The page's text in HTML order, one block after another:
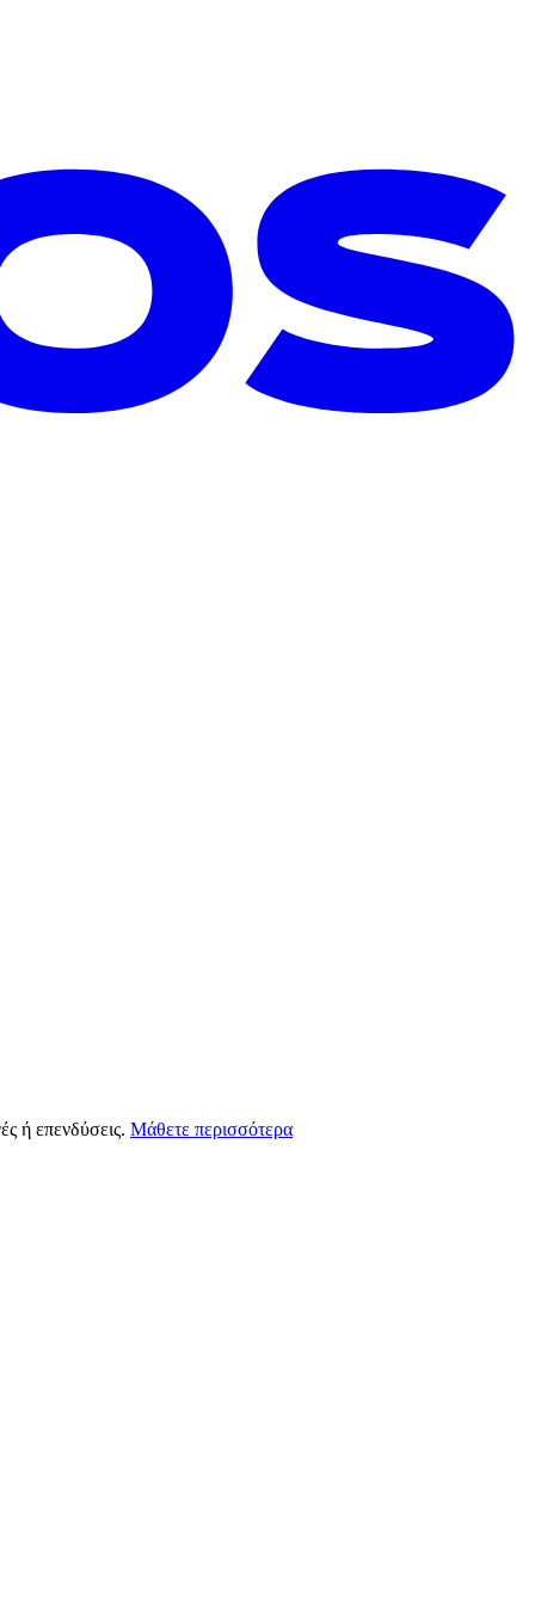
ή επενδύσεις. Μάθετε περισσότερα